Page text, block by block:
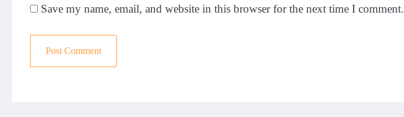
Save my name, email, and website in this browser for the next time I comment.